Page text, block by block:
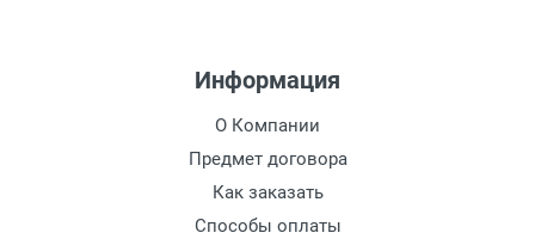
Информация
О Компании
Предмет договора
Как заказать
Способы оплаты